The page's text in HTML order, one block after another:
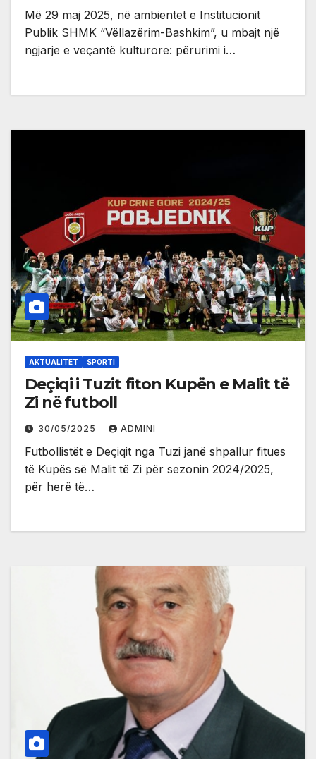
Më 29 maj 2025, në ambientet e Institucionit
Publik SHMK “Vëllazërim-Bashkim”, u mbajt një
ngjarje e veçantë kulturore: përurimi i…
AKTUALITET SPORTI
Deçiqi i Tuzit fiton Kupën e Malit të
Zi në futboll
30/05/2025 ADMINI
Futbollistët e Deçiqit nga Tuzi janë shpallur fitues
të Kupës së Malit të Zi për sezonin 2024/2025,
për herë të…